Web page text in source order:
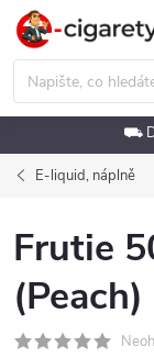
Přejít
obsah
⛟
E-liquid, náplně
Frutie